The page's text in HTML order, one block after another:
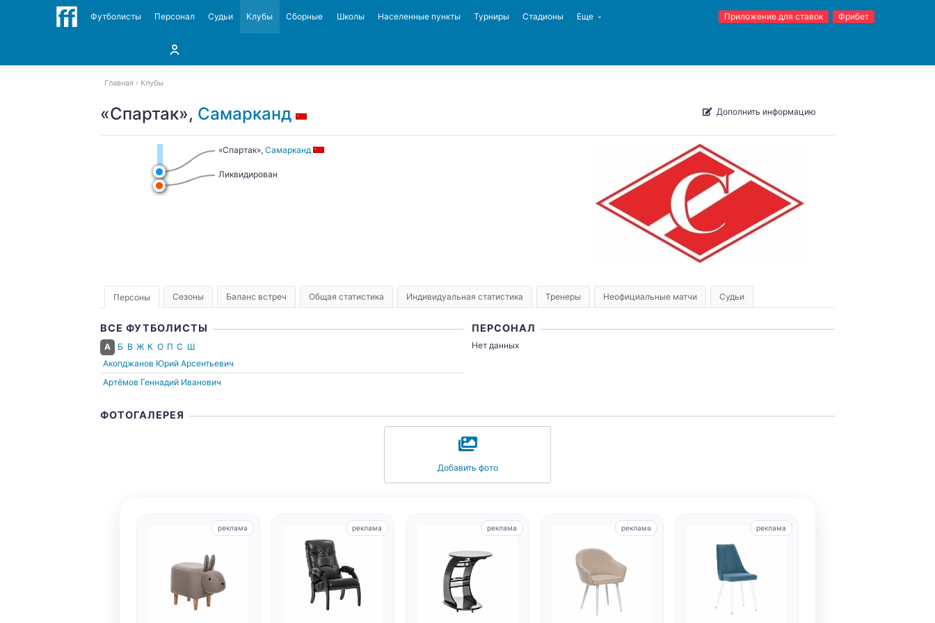
Футболисты Персонал Судьи Клубы Сборные Школы Населенные пункты Турниры Стадионы Еще Приложение для ставок Фрибет
Главная Клубы
«Спартак», Самарканд Дополнить информацию
«Спартак», Самарканд
Ликвидирован
Персоны Сезоны Баланс встреч Общая статистика Индивидуальная статистика Тренеры Неофициальные матчи Судьи
ВСЕ ФУТБОЛИСТЫ
А Б В Ж К О П С Ш
Акопджанов Юрий Арсентьевич
Артёмов Геннадий Иванович
ПЕРСОНАЛ
Нет данных
ФОТОГАЛЕРЕЯ
Добавить фото
реклама реклама реклама реклама реклама